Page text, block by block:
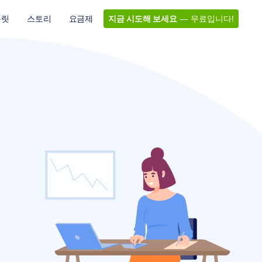
스토리 요금제 지금 시도해 보세요 — 무료입니다!